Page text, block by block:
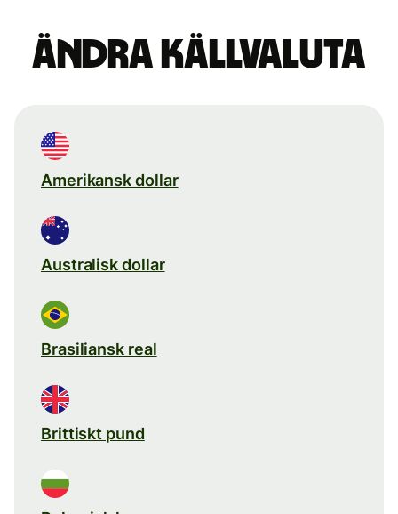
Ändra källvaluta
Amerikansk dollar
Australisk dollar
Brasiliansk real
Brittiskt pund